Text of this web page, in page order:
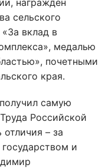
награжден
сельского
вклад в
медалью
почетными
края.
самую
Российской
– за
и